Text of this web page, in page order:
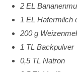
2 EL
1 EL Hafermilch
200 g
1 TL Backpulver
0,5 TL Natron